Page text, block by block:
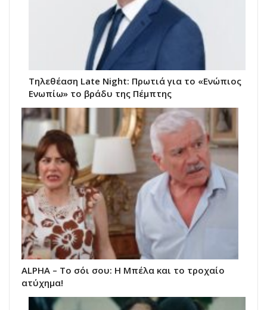
Τηλεθέαση Late Night: Πρωτιά για το «Ενώπιος
Ενωπίω» το βράδυ της Πέμπτης
ALPHA – Το σόι σου: Η Μπέλα και το τροχαίο
ατύχημα!